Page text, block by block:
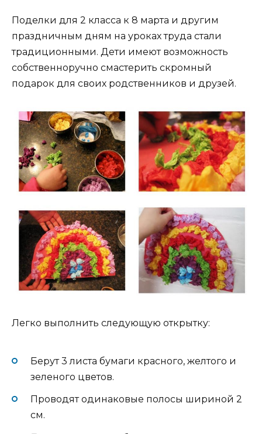
Поделки для 2 класса к 8 марта и другим
праздничным дням на уроках труда стали
традиционными. Дети имеют возможность
собственноручно смастерить скромный
подарок для своих родственников и друзей.
Легко выполнить следующую открытку:
Берут 3 листа бумаги красного, желтого и
зеленого цветов.
Проводят одинаковые полосы шириной 2
см.